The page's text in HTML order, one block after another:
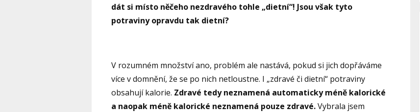
dát si místo něčeho nezdravého tohle „dietní“! Jsou však tyto
potraviny opravdu tak dietní?
V rozumném množství ano, problém ale nastává, pokud si jich dopřáváme
více v domnění, že se po nich netloustne. I „zdravé či dietní“ potraviny
obsahují kalorie. Zdravé tedy neznamená automaticky méně kalorické
a naopak méně kalorické neznamená pouze zdravé.Vybrala jsem